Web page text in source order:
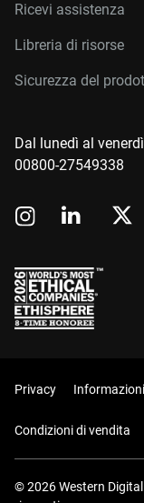
Ricevi assistenza
Libreria di risorse
Sicurezza del
Dal lunedì al
00800-27549338
Privacy
Condizioni di vendita
© 2026 Western